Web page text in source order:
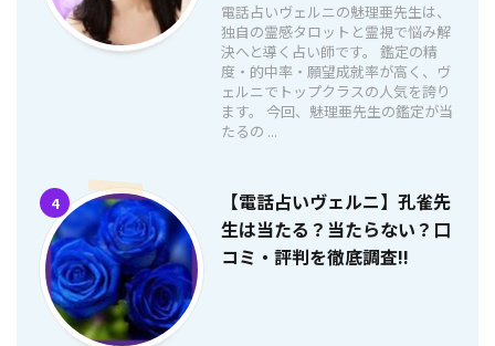
電話占いヴェルニの魅理亜先生は、
独自の霊感タロットと霊視で悩み解
決へと導く占い師です。 鑑定の精
度・的中率・願望成就率が高く、ヴ
ェルニでトップクラスの人気を誇り
ます。 今回、魅理亜先生の鑑定が当
たるの ...
4
【電話占いヴェルニ】孔雀先
生は当たる？当たらない？口
コミ・評判を徹底調査!!